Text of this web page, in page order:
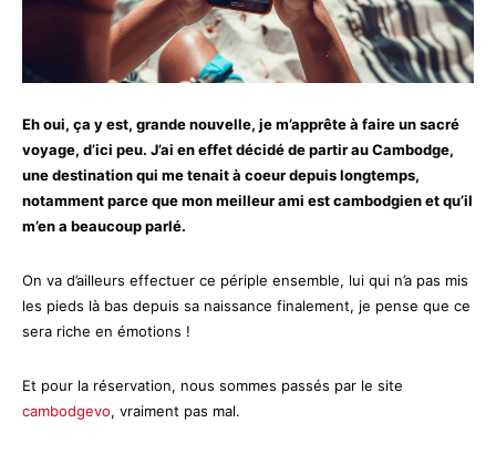
Eh oui, ça y est, grande nouvelle, je m’apprête à faire un sacré
voyage, d’ici peu. J’ai en effet décidé de partir au Cambodge,
une destination qui me tenait à coeur depuis longtemps,
notamment parce que mon meilleur ami est cambodgien et qu’il
m’en a beaucoup parlé.
On va d’ailleurs effectuer ce périple ensemble, lui qui n’a pas mis
les pieds là bas depuis sa naissance finalement, je pense que ce
sera riche en émotions !
Et pour la réservation, nous sommes passés par le site
cambodgevo, vraiment pas mal.